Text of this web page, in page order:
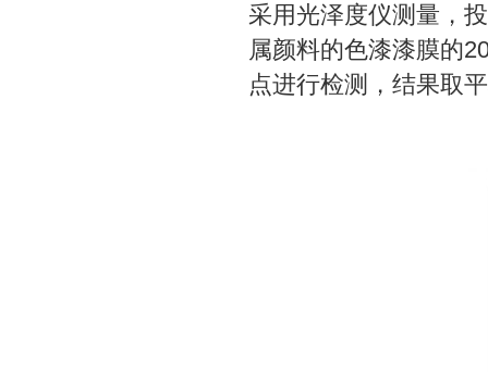
采用光泽度仪测量，
属颜料的色漆漆膜的
点进行检测，结果取